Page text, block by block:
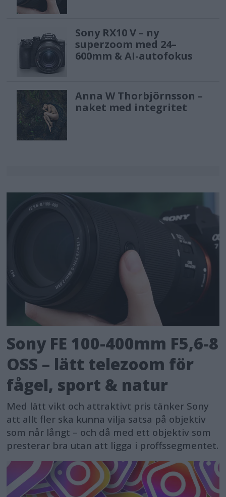
Sony RX10 V – ny
superzoom med 24–
600mm & AI-autofokus
Anna W Thorbjörnsson –
naket med integritet
Sony FE 100-400mm F5,6-8
OSS – lätt telezoom för
fågel, sport & natur
Med lätt vikt och attraktivt pris tänker Sony
att allt fler ska kunna vilja satsa på objektiv
som når långt – och då med ett objektiv som
presterar bra utan att ligga i proffssegmentet.